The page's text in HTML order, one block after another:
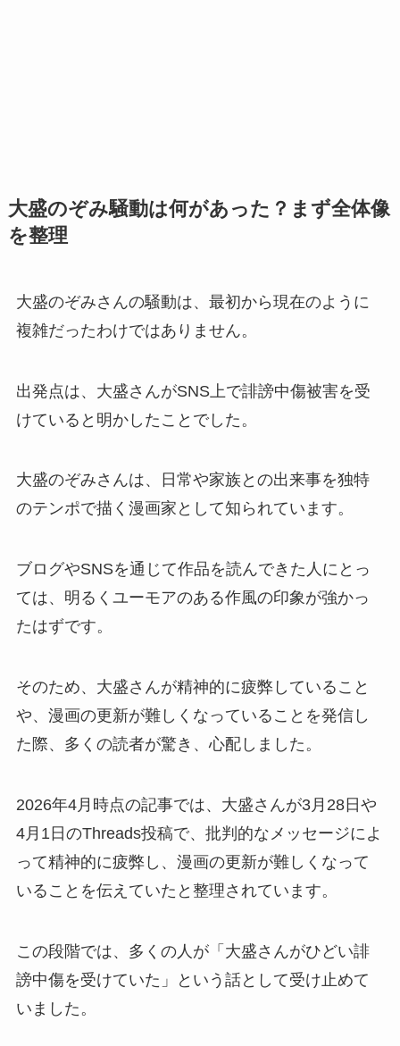
大盛のぞみ騒動は何があった？まず全体像
を整理
大盛のぞみさんの騒動は、最初から現在のように
複雑だったわけではありません。
出発点は、大盛さんがSNS上で誹謗中傷被害を受
けていると明かしたことでした。
大盛のぞみさんは、日常や家族との出来事を独特
のテンポで描く漫画家として知られています。
ブログやSNSを通じて作品を読んできた人にとっ
ては、明るくユーモアのある作風の印象が強かっ
たはずです。
そのため、大盛さんが精神的に疲弊していること
や、漫画の更新が難しくなっていることを発信し
た際、多くの読者が驚き、心配しました。
2026年4月時点の記事では、大盛さんが3月28日や
4月1日のThreads投稿で、批判的なメッセージによ
って精神的に疲弊し、漫画の更新が難しくなって
いることを伝えていたと整理されています。
この段階では、多くの人が「大盛さんがひどい誹
謗中傷を受けていた」という話として受け止めて
いました。